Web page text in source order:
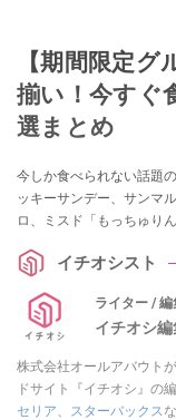
【期間限定
揃い！今すぐ
選まとめ
今しか食べられない話題
ッキーサンデー、サンマ
ロ、ミスド「もっちゅり
イチオシスト
ライター / 編
イチオシ
株式会社オールアバウト
ドサイト『イチオシ』の
セリア、 スターバックス